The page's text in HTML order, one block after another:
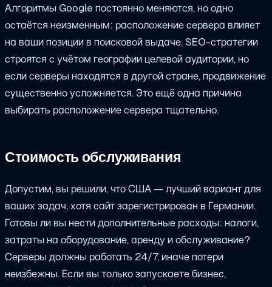
Алгоритмы Google постоянно меняются, но одно
остаётся неизменным: расположение сервера влияет
на ваши позиции в поисковой выдаче. SEO-стратегии
строятся с учётом географии целевой аудитории, но
если серверы находятся в другой стране, продвижение
существенно усложняется. Это ещё одна причина
выбирать расположение сервера тщательно.
Стоимость обслуживания
Допустим, вы решили, что США — лучший вариант для
ваших задач, хотя сайт зарегистрирован в Германии.
Готовы ли вы нести дополнительные расходы: налоги,
затраты на оборудование, аренду и обслуживание?
Серверы должны работать 24/7, иначе потери
неизбежны. Если вы только запускаете бизнес,